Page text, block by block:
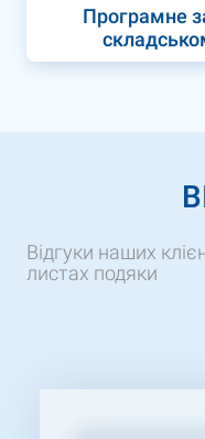
Програмне
Відгуки наших
листах подяки